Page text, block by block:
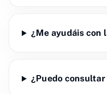
¿Me ayudáis con
¿Puedo